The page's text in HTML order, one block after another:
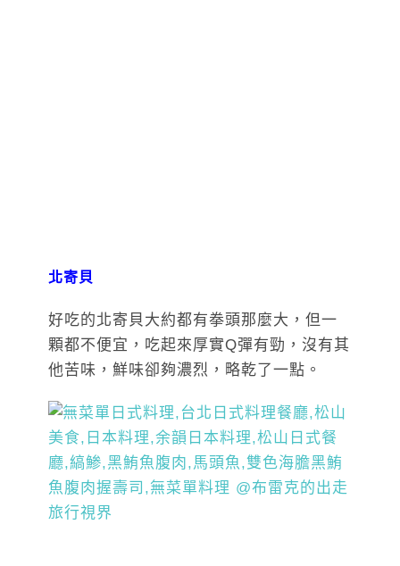
北寄貝
好吃的北寄貝大約都有拳頭那麼大，但一
顆都不便宜，吃起來厚實Q彈有勁，沒有其
他苦味，鮮味卻夠濃烈，略乾了一點。